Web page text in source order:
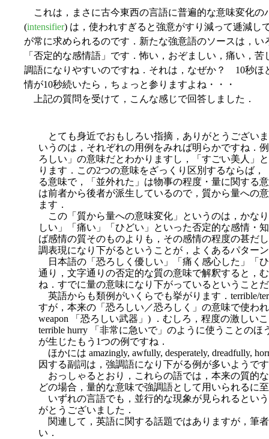
これは，まさに古今東西の言語に普遍的な意味変化の
(intensifier) は，使われすぎると強意がすり減って逓減し
が常に求められるのです．新たな強意語のソースは，
「否定的な感情語」です．怖い，おぞましい，痛い，
調語になりやすいのですね．それは，なぜか？ 10秒ほ
情が10秒続いたら，ちょっと参りますよね・・・
上記の質問を受けて，こんな感じで回答しました．
とても身近でおもしろい指摘，ありがとうござい
いうのは，それぞれの用例をみれば明らかですね．
ろしい」の意味だとわかりますし，「すごい美人」
ります．この2つの意味をざっくり区別するならば
る意味で，「並外れた」は物事の程度・量に関する
は前者から後者が派生しているので，質から量への
ます．
この「質から量への意味変化」というのは，かな
しい」「痛い」「ひどい」といった否定的な感情・
ば感情の質そのものよりも，その感情の程度の甚だ
調表現になり下がるということが，よくあるパター
日本語の「恐ろしく優しい」「痛く感心した」「
通り，文字通りの否定的な質の意味で解釈すると，
ね．すでに量の意味になり下がっているということ
英語からも類例がいくらでも挙がります．terrible/
すが，本来の「恐ろしい／恐ろしく」の意味で使わ
weapon 「恐ろしい武器」) ．むしろ，程度の激しい
terrible hurry 「非常に急いで」のように使うことの
が生じたもう1つの例ですね．
ほかには amazingly, awfully, desperately, dreadfully,
因する副詞は，強調語になり下がる例が多いようで
おっしゃるとおり，これらの語では，本来の質的
どの場合，量的な意味で強調語として用いられるに
いずれの言語でも，並行的な現象が見られるとい
がとうございました．
関連して，英語に関する話題ではありますが，筆
い．